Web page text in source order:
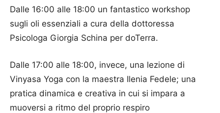
Dalle 16:00 alle 18:00 un fantastico workshop
sugli oli essenziali a cura della dottoressa
Psicologa Giorgia Schina per doTerra.
Dalle 17:00 alle 18:00, invece, una lezione di
Vinyasa Yoga con la maestra Ilenia Fedele; una
pratica dinamica e creativa in cui si impara a
muoversi a ritmo del proprio respiro